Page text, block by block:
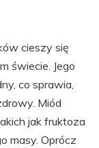
cieszy się
świecie. Jego
co sprawia,
Miód
jak fruktoza
masy. Oprócz